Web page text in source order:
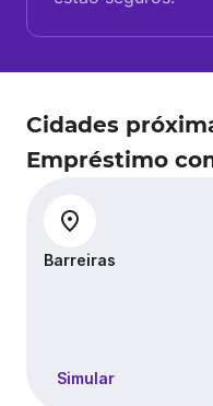
Cidades
Empréstimo
Barreiras
Simular